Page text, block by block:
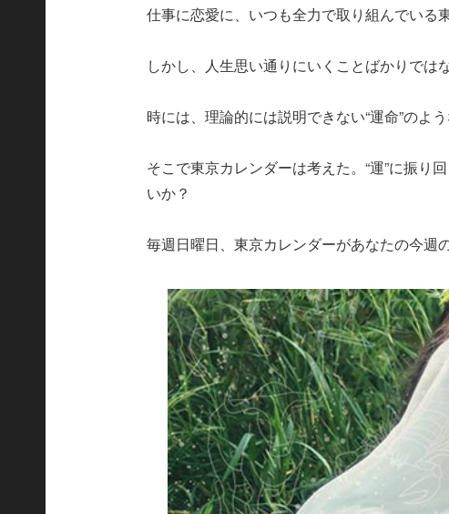
仕事に恋愛に、いつも全力で取り組んでいる
しかし、人生思い通りにいくことばかりではな
時には、理論的には説明できない“運命”のよ
そこで東京カレンダーは考えた。“運”に振り
いか？
毎週日曜日、東京カレンダーがあなたの今週